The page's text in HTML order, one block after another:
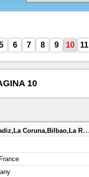
11
10
9
8
7
6
10
Rochelle,Kiel